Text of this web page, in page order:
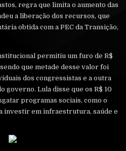
regra que limita o aumento das
a liberação dos recursos, que
obtida com a PEC da Transição,
permitiu um furo de R$
que metade desse valor foi
dos congressistas e a outra
governo. Lula disse que os R$ 10
programas sociais, como o
investir em infraestrutura, saúde e